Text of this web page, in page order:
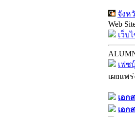
จังห
Web
เว็บ
เฟซ
เผยแพ
เอก
เอก